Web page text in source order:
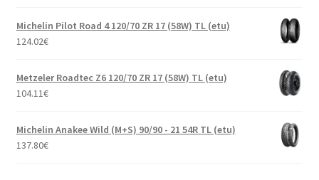
Michelin Pilot Road 4 120/70 ZR 17 (58W) TL (etu)
124.02€
Metzeler Roadtec Z6 120/70 ZR 17 (58W) TL (etu)
104.11€
Michelin Anakee Wild (M+S) 90/90 - 21 54R TL (etu)
137.80€